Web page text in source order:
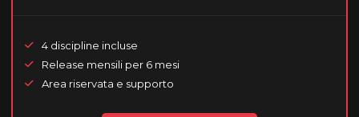
4 discipline incluse
Release mensili per 6 mesi
Area riservata e supporto